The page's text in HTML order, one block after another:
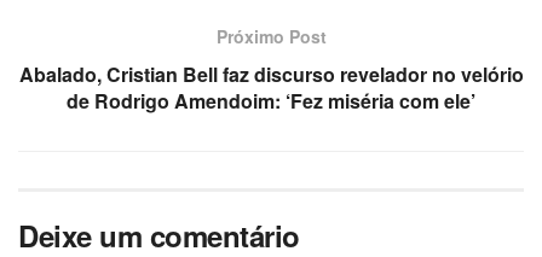
Próximo Post
Abalado, Cristian Bell faz discurso revelador no velório
de Rodrigo Amendoim: ‘Fez miséria com ele’
Deixe um comentário